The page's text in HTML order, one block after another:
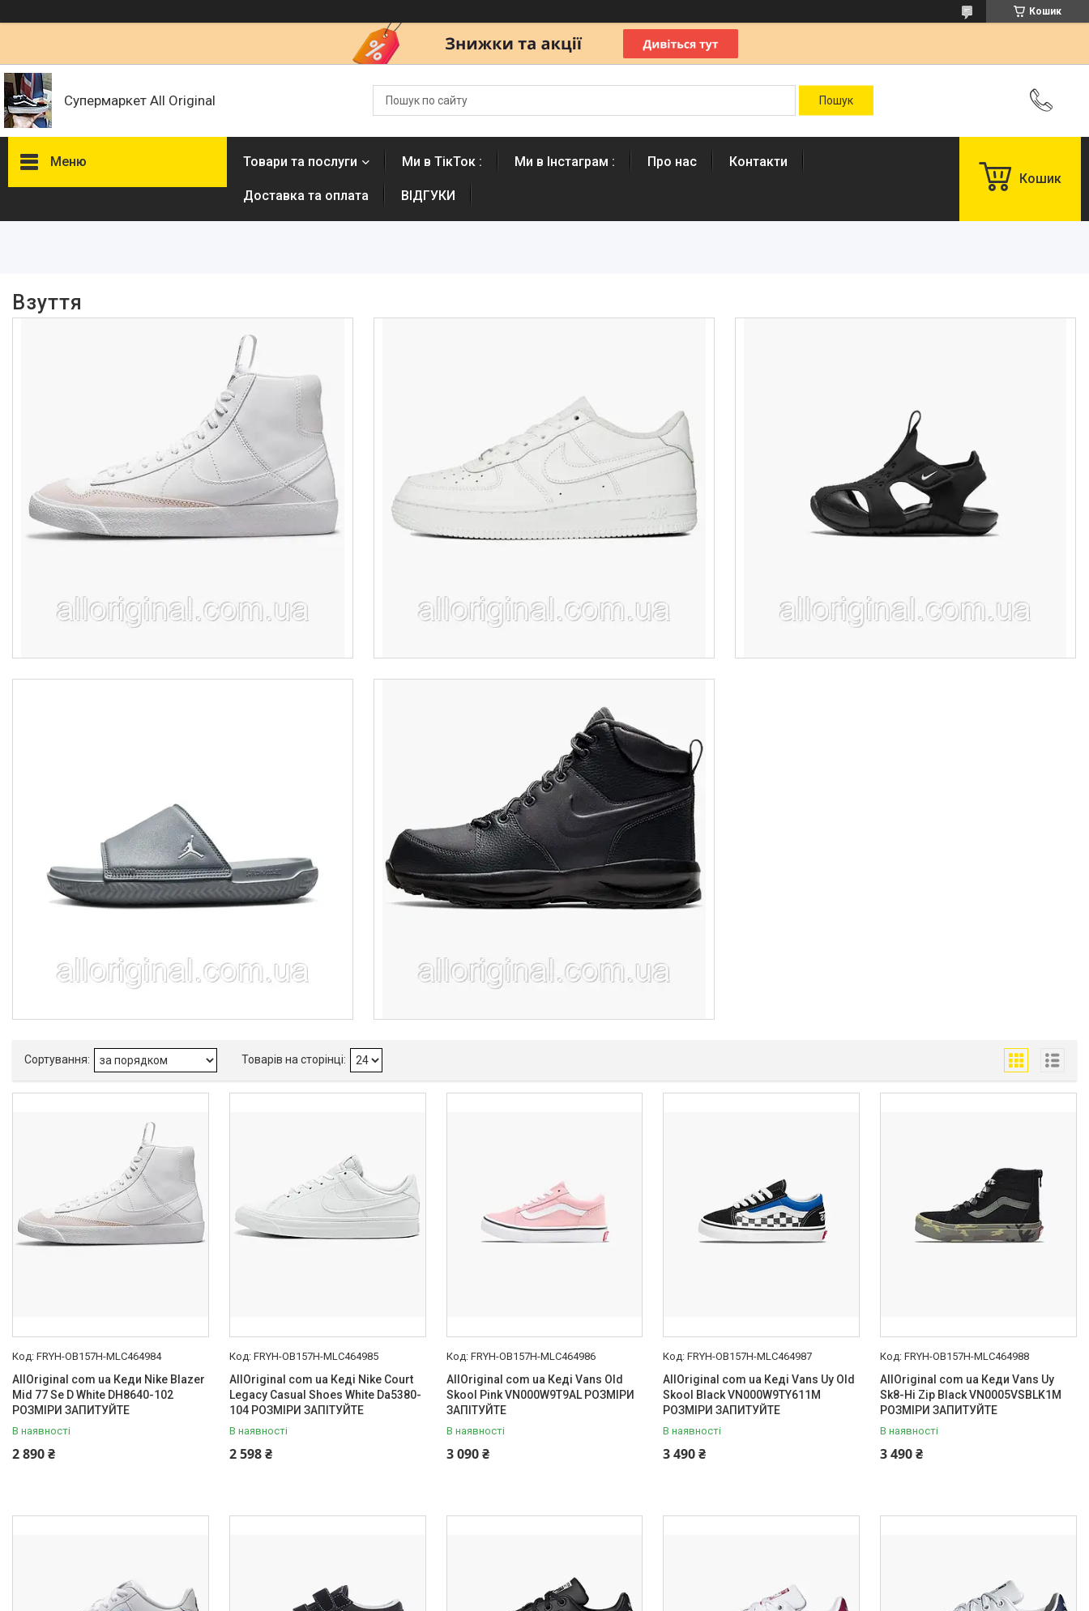
Кошик
Супермаркет All Original
Меню
В наявності
Ми в Інстаграм :
Товари та послуги Ми в ТікТок : Ми в Інстаграм : Про нас Контакти
Доставка та оплата ВІДГУКИ
Кошик
Взуття
FRYH-OB157H-MLC464984
AllOriginal com ua Кеди Nike Blazer
Mid 77 Se D White DH8640-102
РОЗМІРИ ЗАПИТУЙТЕ
В наявності
2 890 ₴
FRYH-OB157H-MLC464985
AllOriginal com ua Кеді Nike Court
Legacy Casual Shoes White Da5380-
104 РОЗМІРИ ЗАПІТУЙТЕ
В наявності
2 598 ₴
FRYH-OB157H-MLC464986
AllOriginal com ua Кеді Vans Old
Skool Pink VN000W9T9AL РОЗМІРИ
ЗАПІТУЙТЕ
В наявності
3 090 ₴
FRYH-OB157H-MLC464987
AllOriginal com ua Кеді Vans Uy Old
Skool Black VN000W9TY611M
РОЗМІРИ ЗАПИТУЙТЕ
В наявності
3 490 ₴
FRYH-OB157H-MLC464988
AllOriginal com ua Кеди Vans Uy
Sk8-Hi Zip Black VN0005VSBLK1M
РОЗМІРИ ЗАПИТУЙТЕ
В наявності
3 490 ₴